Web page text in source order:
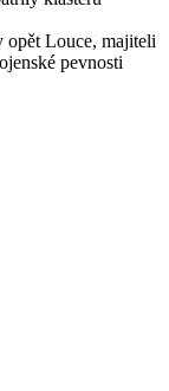
opět Louce, majiteli
pevnosti